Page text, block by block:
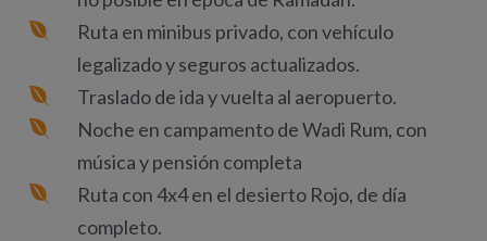
Ruta en minibus privado, con vehículo
legalizado y seguros actualizados.
Traslado de ida y vuelta al aeropuerto.
Noche en campamento de Wadi Rum, con
música y pensión completa
Ruta con 4x4 en el desierto Rojo, de día
completo.